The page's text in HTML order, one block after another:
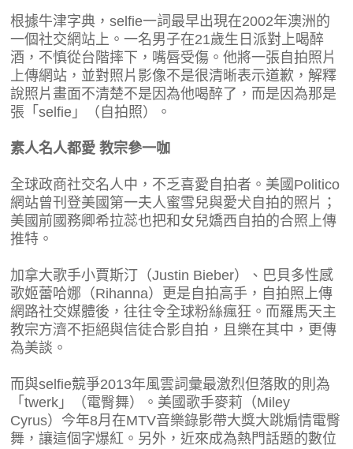
根據牛津字典，selfie一詞最早出現在2002年澳洲的
一個社交網站上。一名男子在21歲生日派對上喝醉
酒，不慎從台階摔下，嘴唇受傷。他將一張自拍照片
上傳網站，並對照片影像不是很清晰表示道歉，解釋
說照片畫面不清楚不是因為他喝醉了，而是因為那是
張「selfie」（自拍照）。
素人名人都愛 教宗參一咖
全球政商社交名人中，不乏喜愛自拍者。美國Politico
網站曾刊登美國第一夫人蜜雪兒與愛犬自拍的照片；
美國前國務卿希拉蕊也把和女兒嬌西自拍的合照上傳
推特。
加拿大歌手小賈斯汀（Justin Bieber）、巴貝多性感
歌姬蕾哈娜（Rihanna）更是自拍高手，自拍照上傳
網路社交媒體後，往往令全球粉絲瘋狂。而羅馬天主
教宗方濟不拒絕與信徒合影自拍，且樂在其中，更傳
為美談。
而與selfie競爭2013年風雲詞彙最激烈但落敗的則為
「twerk」（電臀舞）。美國歌手麥莉（Miley
Cyrus）今年8月在MTV音樂錄影帶大獎大跳煽情電臀
舞，讓這個字爆紅。另外，近來成為熱門話題的數位